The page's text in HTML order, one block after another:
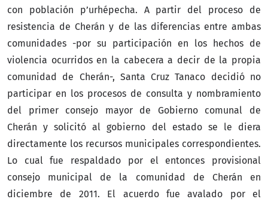
con población p’urhépecha. A partir del proceso de
resistencia de Cherán y de las diferencias entre ambas
comunidades -por su participación en los hechos de
violencia ocurridos en la cabecera a decir de la propia
comunidad de Cherán-, Santa Cruz Tanaco decidió no
participar en los procesos de consulta y nombramiento
del primer consejo mayor de Gobierno comunal de
Cherán y solicitó al gobierno del estado se le diera
directamente los recursos municipales correspondientes.
Lo cual fue respaldado por el entonces provisional
consejo municipal de la comunidad de Cherán en
diciembre de 2011. El acuerdo fue avalado por el